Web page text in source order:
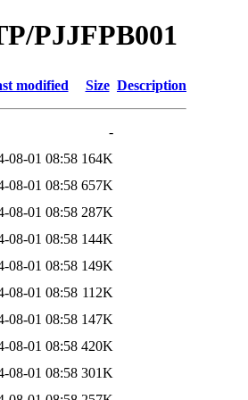
PJJFPB001
modified Size Description
-
08-01 08:58 164K
08-01 08:58 657K
08-01 08:58 287K
08-01 08:58 144K
08-01 08:58 149K
08-01 08:58 112K
08-01 08:58 147K
08-01 08:58 420K
08-01 08:58 301K